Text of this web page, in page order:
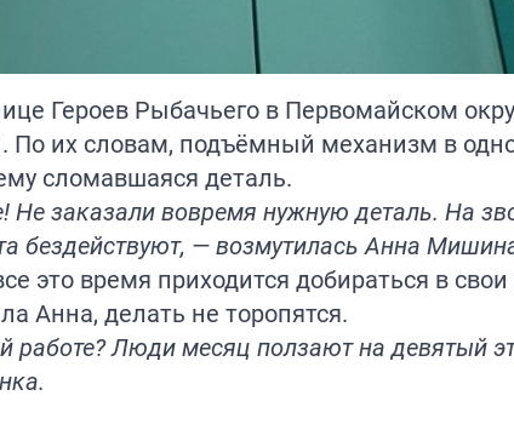
Героев Рыбачьего в Первомайском
их словам, подъёмный механизм в
сломавшаяся деталь.
Не заказали вовремя нужную деталь. На
бездействуют, — возмутилась Анна
это время приходится добираться в
Анна, делать не торопятся.
работе? Люди месяц ползают на девятый